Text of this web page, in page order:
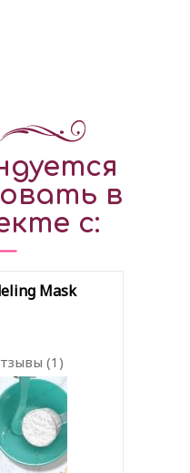
в
с:
Mask
(1)